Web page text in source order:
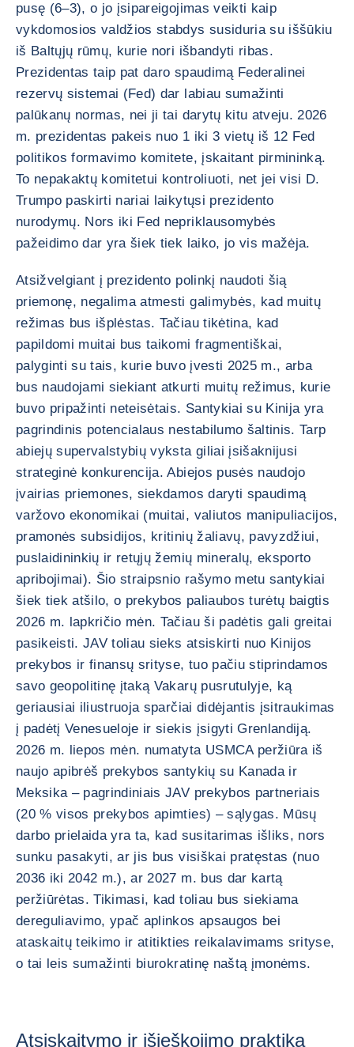
pusę (6–3), o jo įsipareigojimas veikti kaip
vykdomosios valdžios stabdys susiduria su iššūkiu
iš Baltųjų rūmų, kurie nori išbandyti ribas.
Prezidentas taip pat daro spaudimą Federalinei
rezervų sistemai (Fed) dar labiau sumažinti
palūkanų normas, nei ji tai darytų kitu atveju. 2026
m. prezidentas pakeis nuo 1 iki 3 vietų iš 12 Fed
politikos formavimo komitete, įskaitant pirmininką.
To nepakaktų komitetui kontroliuoti, net jei visi D.
Trumpo paskirti nariai laikytųsi prezidento
nurodymų. Nors iki Fed nepriklausomybės
pažeidimo dar yra šiek tiek laiko, jo vis mažėja.
Atsižvelgiant į prezidento polinkį naudoti šią
priemonę, negalima atmesti galimybės, kad muitų
režimas bus išplėstas. Tačiau tikėtina, kad
papildomi muitai bus taikomi fragmentiškai,
palyginti su tais, kurie buvo įvesti 2025 m., arba
bus naudojami siekiant atkurti muitų režimus, kurie
buvo pripažinti neteisėtais. Santykiai su Kinija yra
pagrindinis potencialaus nestabilumo šaltinis. Tarp
abiejų supervalstybių vyksta giliai įsišaknijusi
strateginė konkurencija. Abiejos pusės naudojo
įvairias priemones, siekdamos daryti spaudimą
varžovo ekonomikai (muitai, valiutos manipuliacijos,
pramonės subsidijos, kritinių žaliavų, pavyzdžiui,
puslaidininkių ir retųjų žemių mineralų, eksporto
apribojimai). Šio straipsnio rašymo metu santykiai
šiek tiek atšilo, o prekybos paliaubos turėtų baigtis
2026 m. lapkričio mėn. Tačiau ši padėtis gali greitai
pasikeisti. JAV toliau sieks atsiskirti nuo Kinijos
prekybos ir finansų srityse, tuo pačiu stiprindamos
savo geopolitinę įtaką Vakarų pusrutulyje, ką
geriausiai iliustruoja sparčiai didėjantis įsitraukimas
į padėtį Venesueloje ir siekis įsigyti Grenlandiją.
2026 m. liepos mėn. numatyta USMCA peržiūra iš
naujo apibrėš prekybos santykių su Kanada ir
Meksika – pagrindiniais JAV prekybos partneriais
(20 % visos prekybos apimties) – sąlygas. Mūsų
darbo prielaida yra ta, kad susitarimas išliks, nors
sunku pasakyti, ar jis bus visiškai pratęstas (nuo
2036 iki 2042 m.), ar 2027 m. bus dar kartą
peržiūrėtas. Tikimasi, kad toliau bus siekiama
dereguliavimo, ypač aplinkos apsaugos bei
ataskaitų teikimo ir atitikties reikalavimams srityse,
o tai leis sumažinti biurokratinę naštą įmonėms.
Atsiskaitymo ir išieškojimo praktika